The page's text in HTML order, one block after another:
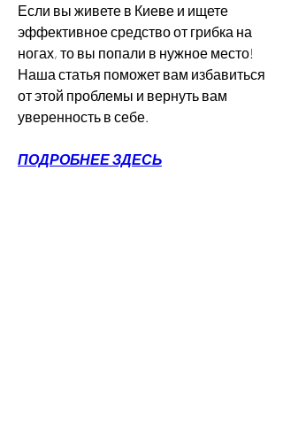
Если вы живете в Киеве и ищете
эффективное средство от грибка на
ногах, то вы попали в нужное место!
Наша статья поможет вам избавиться
от этой проблемы и вернуть вам
уверенность в себе.
ПОДРОБНЕЕ ЗДЕСЬ